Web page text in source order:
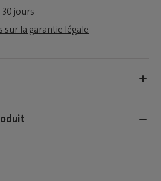
jours
la garantie légale